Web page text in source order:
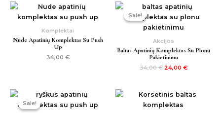
Komplektai
Nude Apatinių Komplektas Su Push
Up
34,00 €
Sale!
Sale!
Akcijos
Baltas Apatinių Komplektas Su Plonu
Pakietinimu
34,00€
Original
price
was:
34,00 €.
24,00 €
Current
price
is:
Sale!
Sale!
Original
price
was:
Current
price
is: